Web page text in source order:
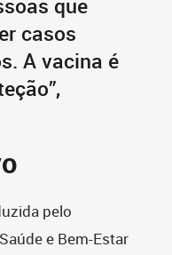
que
casos
A vacina é
pelo
e Bem-Estar